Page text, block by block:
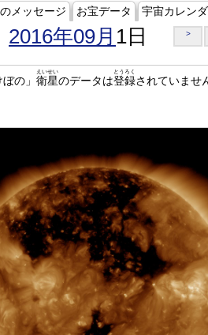
メッセージ お宝データ 宇宙カレン
2016年09月 1日 >
の」 衛星
えいせい
のデータは登録
とうろく
されていませ